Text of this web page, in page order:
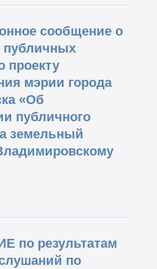
сообщение о
публичных
проекту
мэрии города
«Об
публичного
земельный
по результатам
по